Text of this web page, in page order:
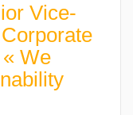
Vice-
We